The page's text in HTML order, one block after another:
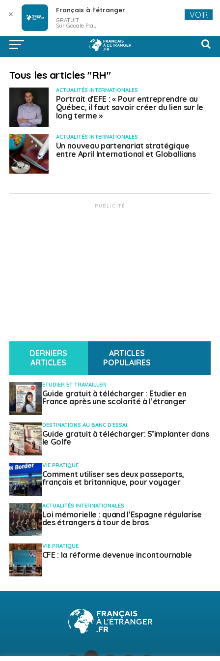
Tous les articles "RH"
ACTUALITÉS INTERNATIONALES
Portrait d’EFE : « Pour entreprendre au
Québec, il faut savoir créer du lien sur le
long terme »
ACTUALITÉS INTERNATIONALES
Un nouveau partenariat stratégique
entre April International et Globallians
PUBLICITÉ
DERNIERS
ARTICLES
ARTICLES
POPULAIRES
ETUDIER ET TRAVAILLER
Guide gratuit à télécharger : Etudier en
France après une scolarité à l’étranger
DESTINATIONS AU BANC D'ESSAI
Guide gratuit à télécharger: S’implanter dans
le Golfe
VIE PRATIQUE
Comment utiliser ses deux passeports,
français et britannique, pour voyager
ACTUALITÉS INTERNATIONALES
Loi mémorielle : quand l’Espagne régularise
des étrangers à tour de bras
VIE PRATIQUE
CFE : la réforme devenue incontournable
✕ Français à l'étranger
GRATUIT
Sur Google Play
VOIR